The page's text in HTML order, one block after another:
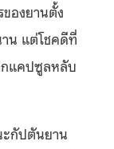
องยานตั้ง
น แต่โชคดีที่
กแคปซูลหลับ
ะกัปตันยาน